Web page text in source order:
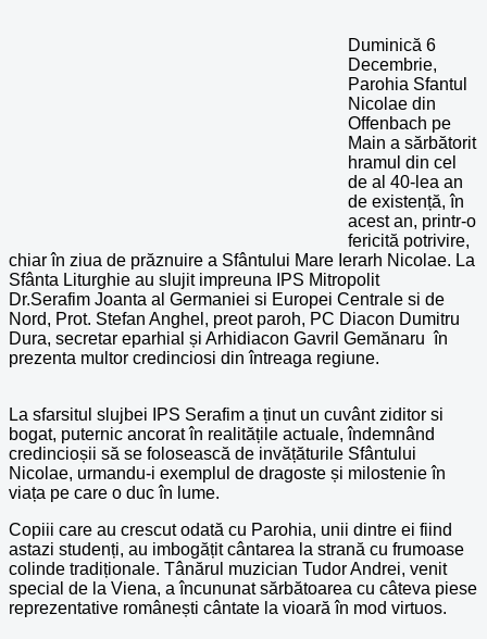
Duminică 6
Decembrie,
Parohia Sfantul
Nicolae din
Offenbach pe
Main a sărbătorit
hramul din cel
de al 40-lea an
de existență, în
acest an, printr-o
fericită potrivire,
chiar în ziua de prăznuire a Sfântului Mare Ierarh Nicolae. La
Sfânta Liturghie au slujit impreuna IPS Mitropolit
Dr.Serafim Joanta al Germaniei si Europei Centrale si de
Nord, Prot. Stefan Anghel, preot paroh, PC Diacon Dumitru
Dura, secretar eparhial și Arhidiacon Gavril Gemănaru în
prezenta multor credinciosi din întreaga regiune.
La sfarsitul slujbei IPS Serafim a ținut un cuvânt ziditor si
bogat, puternic ancorat în realitățile actuale, îndemnând
credincioșii să se folosească de invățăturile Sfântului
Nicolae, urmandu-i exemplul de dragoste și milostenie în
viața pe care o duc în lume.
Copiii care au crescut odată cu Parohia, unii dintre ei fiind
astazi studenți, au imbogățit cântarea la strană cu frumoase
colinde tradiționale. Tânărul muzician Tudor Andrei, venit
special de la Viena, a încununat sărbătoarea cu câteva piese
reprezentative românești cântate la vioară în mod virtuos.